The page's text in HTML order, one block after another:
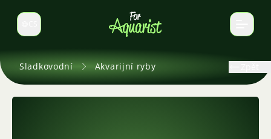
Select language
Sladkovodní Akvarijní ryby